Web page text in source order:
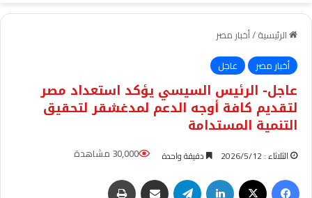
الرئيسية/أخبار مصر
أخبار مصر
عاجل
عاجل- الرئيس السيسي يؤكد استعداد مصر
لتقديم كافة أوجه الدعم لمدغشقر لتحقيق
التنمية المستدامة
الثلاثاء : 2026/5/12 دقيقة واحدة
30,000 مشاهدة
فيسبوك
لينكدإن تيلقرام مشاركة عبر البريد